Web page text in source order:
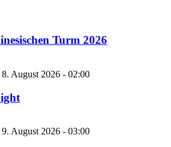
Turm 2026
8. August 2026 - 02:00
9. August 2026 - 03:00